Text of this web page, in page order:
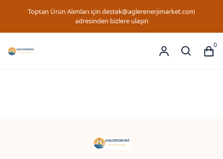
Toptan Ürün Alımları için destek@aglerenerjimarket.com
adresinden bizlere ulaşın
0